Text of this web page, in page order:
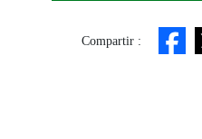
Compartir :